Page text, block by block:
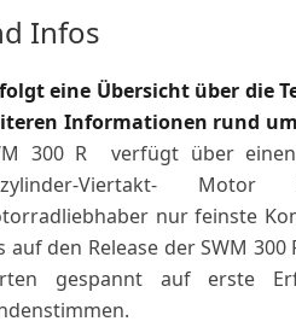
Infos
eine Übersicht über die
Informationen rund um
300 R verfügt über einen
Viertakt-
nur feinste
auf den Release der SWM
gespannt auf erste